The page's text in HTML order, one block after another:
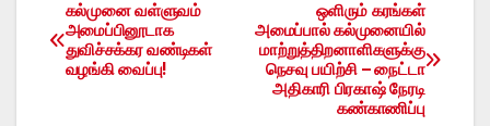
Post
navigation
ஒளிரும் கரங்கள்
அமைப்பால் கல்முனையில்
மாற்றுத்திறனாளிகளுக்கு
நெசவு பயிற்சி – நைட்டா
அதிகாரி பிரகாஷ் நேரடி
கண்காணிப்பு
கல்முனை வள்ளுவம்
அமைப்பினூடாக
துவிச்சக்கர வண்டிகள்
வழங்கி வைப்பு!